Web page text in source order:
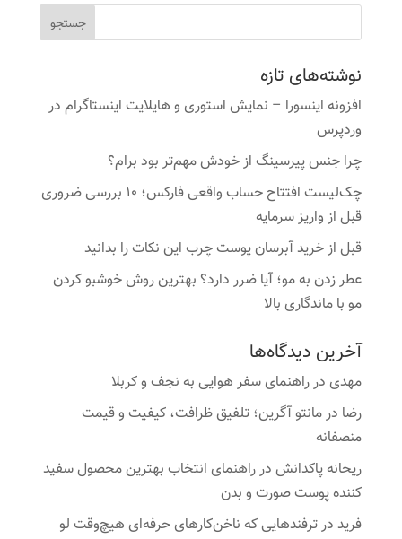
نوشته‌های تازه
افزونه اینسورا – نمایش استوری و هایلایت اینستاگرام در
وردپرس
چرا جنس پیرسینگ از خودش مهم‌تر بود برام؟
چک‌لیست افتتاح حساب واقعی فارکس؛ ۱۰ بررسی ضروری
قبل از واریز سرمایه
قبل از خرید آبرسان پوست چرب این نکات را بدانید
عطر زدن به مو؛ آیا ضرر دارد؟ بهترین روش خوشبو کردن
مو با ماندگاری بالا
آخرین دیدگاه‌ها
مهدیدرراهنمای سفر هوایی به نجف و کربلا
رضا درمانتو آگرین؛ تلفیق ظرافت، کیفیت و قیمت
منصفانه
ریحانه پاکدانشدرراهنمای انتخاب بهترین محصول سفید
کننده پوست صورت و بدن
فریددرترفندهایی که ناخن‌کارهای حرفه‌ای هیچ‌وقت لو